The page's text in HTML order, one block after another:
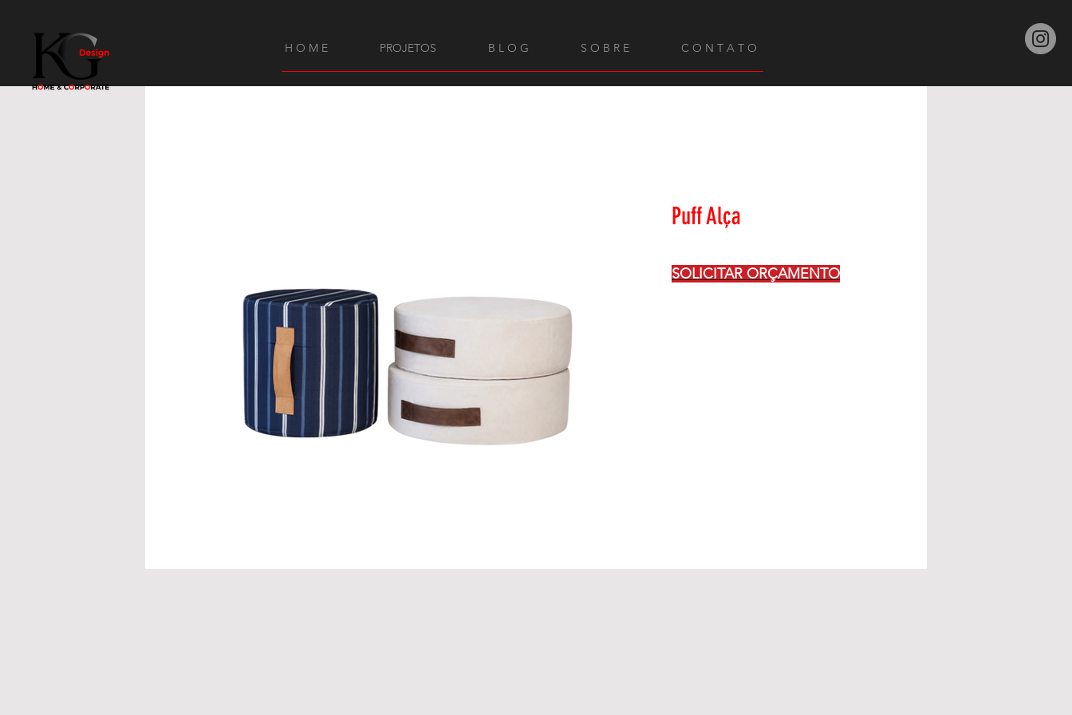
H O M E PROJETOS B L O G S O B R E C O N T A T O
Puff Alça
SOLICITAR ORÇAMENTO